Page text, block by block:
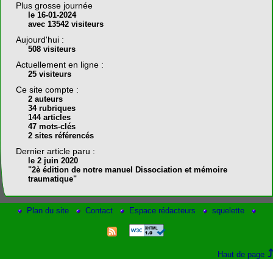
Plus grosse journée
le 16-01-2024
avec 13542 visiteurs
Aujourd'hui :
508 visiteurs
Actuellement en ligne :
25 visiteurs
Ce site compte :
2 auteurs
34 rubriques
144 articles
47 mots-clés
2 sites référencés
Dernier article paru :
le 2 juin 2020
"2è édition de notre manuel Dissociation et mémoire
traumatique"
Plan du site Contact Espace rédacteurs squelette
Haut de page